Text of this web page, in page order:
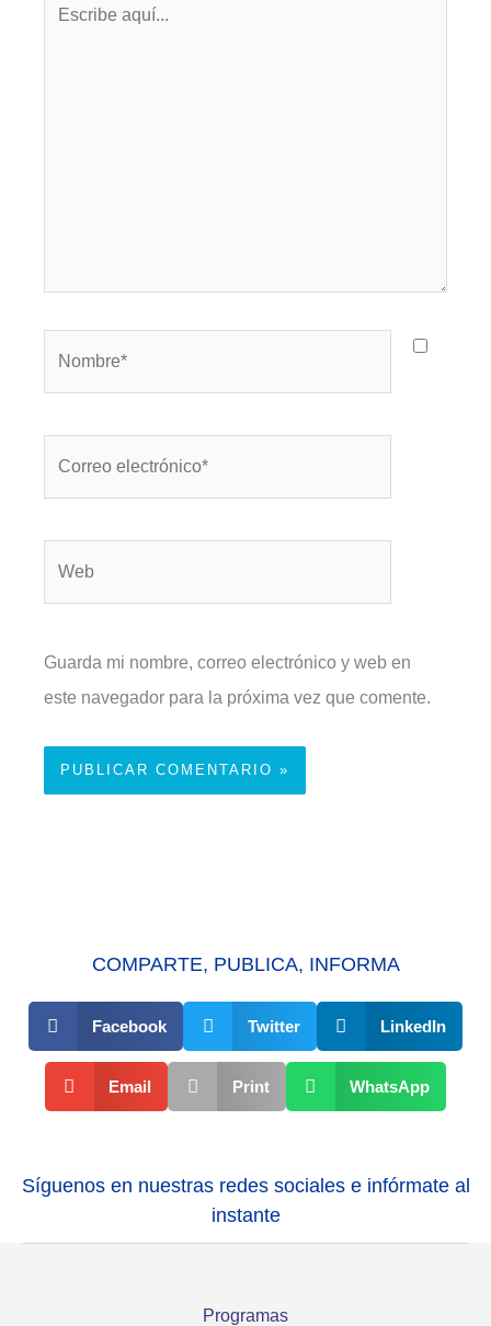
Guarda mi nombre, correo electrónico y web en
este navegador para la próxima vez que comente.
COMPARTE, PUBLICA, INFORMA
Facebook Twitter LinkedIn
Email Print WhatsApp
Síguenos en nuestras redes sociales e infórmate al
instante
Programas